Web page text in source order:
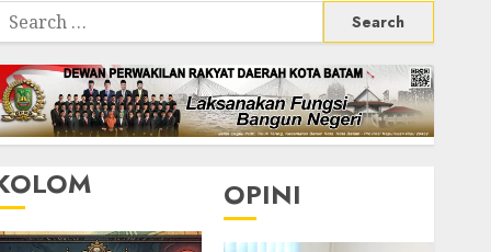
Search
OPINI